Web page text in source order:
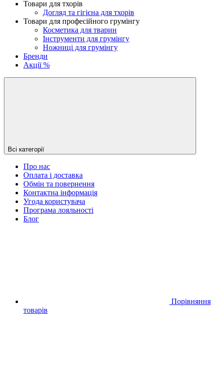
Товари для тхорів
Догляд та гігієна для тхорів
Товари для професійного грумінгу
Косметика для тварин
Інструменти для грумінгу
Ножниці для грумінгу
Бренди
Акції %
Всі категорії
Про нас
Оплата і доставка
Обмін та повернення
Контактна інформація
Угода користувача
Програма лояльності
Блог
Порівняння
товарів